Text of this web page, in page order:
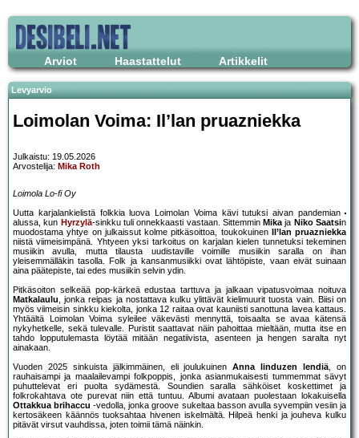
Arviot Haastattelut Artikkelit
Levyarvio
Loimolan Voima: Il’lan pruazniekka
Julkaistu: 19.05.2026
Arvostelija: Mika Roth
Loimola Lo-fi Oy
Uutta karjalankielistä folkkia luova Loimolan Voima kävi tutuksi aivan pandemian
alussa, kun Hyrzylä-sinkku tuli onnekkaasti vastaan. Sittemmin Mikaja Niko Saatsin
muodostama yhtye on julkaissut kolme pitkäsoittoa, toukokuinen
Il’lan pruazniekka
niistä viimeisimpänä. Yhtyeen yksi tarkoitus on karjalan kielen tunnetuksi tekeminen
musiikin avulla, mutta tilausta uudistaville voimille musiikin saralla on ihan
yleisemmälläkin tasolla. Folk ja kansanmusiikki ovat lähtöpiste, vaan eivät suinaan
aina päätepiste, tai edes musiikin selvin ydin.
Pitkäsoiton selkeää pop-kärkeä edustaa tarttuva ja jalkaan vipatusvoimaa noituva
Matkalaulu, jonka reipas ja nostattava kulku ylittävät kielimuurit tuosta vain. Biisi on
myös viimeisin sinkku kiekolta, jonka 12 raitaa ovat kauniisti sanottuna lavea kattaus.
Yhtäältä Loimolan Voima syleilee väkevästi mennyttä, toisaalta se avaa kätensä
nykyhetkelle, sekä tulevalle. Puristit saattavat näin pahoittaa mieltään, mutta itse en
tahdo lopputulemasta löytää mitään negatiivista, asenteen ja hengen saralta nyt
ainakaan.
Vuoden 2025 sinkuista jälkimmäinen, eli joulukuinenAnna linduzen lendiä, on
rauhaisampi ja maalailevampi folkpoppis, jonka asianmukaisesti tummemmat sävyt
puhuttelevat eri puolta sydämestä. Soundien saralla sähköiset koskettimet ja
folkrokahtava ote purevat niin että tuntuu. Albumi avataan puolestaan lokakuisella
Ottakkua brihaccu -vedolla, jonka groove sukeltaa basson avulla syvempiin vesiin ja
kertosäkeen käännös tuoksahtaa hivenen iskelmältä. Hilpeä henki ja jouheva kulku
pitävät virsut vauhdissa, joten toimii tämä näinkin.